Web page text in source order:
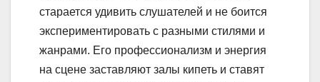
старается удивить слушателей и не боится
экспериментировать с разными стилями и
жанрами. Его профессионализм и энергия
на сцене заставляют залы кипеть и ставят